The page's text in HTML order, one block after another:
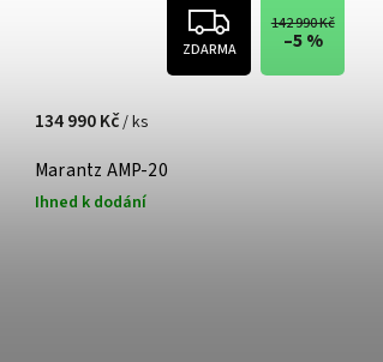
ZDARMA
142 990 Kč
–5 %
Marantz AMP-20
Ihned k dodání
134 990 Kč/ ks